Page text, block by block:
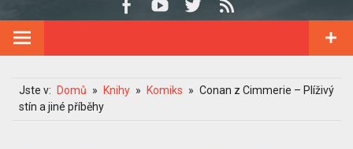
Jste v: Domů Knihy Komiks
Conan z Cimmerie – Plíživý
stín a jiné příběhy